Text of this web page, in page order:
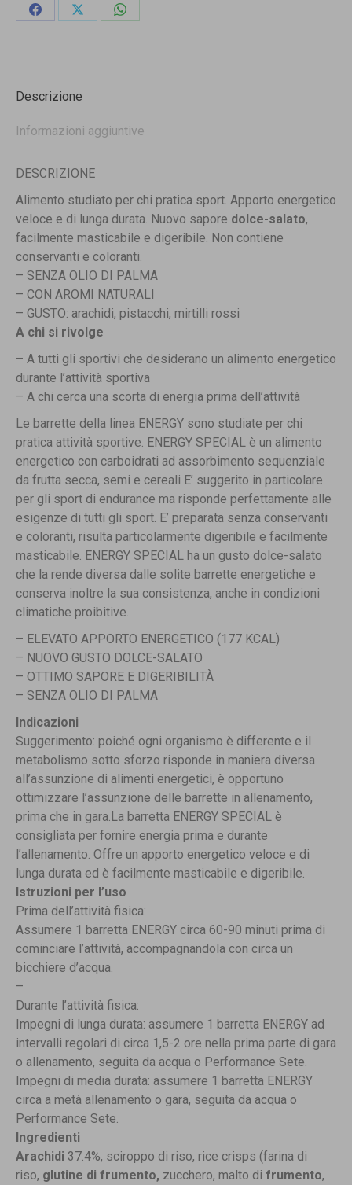
CondividiCondividiCondividi
Descrizione
Informazioni aggiuntive
DESCRIZIONE
Alimento studiato per chi pratica sport. Apporto energetico
veloce e di lunga durata. Nuovo sapore dolce-salato,
facilmente masticabile e digeribile. Non contiene
conservanti e coloranti.
– SENZA OLIO DI PALMA
– CON AROMI NATURALI
– GUSTO: arachidi, pistacchi, mirtilli rossi
A chi si rivolge
– A tutti gli sportivi che desiderano un alimento energetico
durante l’attività sportiva
– A chi cerca una scorta di energia prima dell’attività
Le barrette della linea ENERGY sono studiate per chi
pratica attività sportive. ENERGY SPECIAL è un alimento
energetico con carboidrati ad assorbimento sequenziale
da frutta secca, semi e cereali E’ suggerito in particolare
per gli sport di endurance ma risponde perfettamente alle
esigenze di tutti gli sport. E’ preparata senza conservanti
e coloranti, risulta particolarmente digeribile e facilmente
masticabile. ENERGY SPECIAL ha un gusto dolce-salato
che la rende diversa dalle solite barrette energetiche e
conserva inoltre la sua consistenza, anche in condizioni
climatiche proibitive.
– ELEVATO APPORTO ENERGETICO (177 KCAL)
– NUOVO GUSTO DOLCE-SALATO
– OTTIMO SAPORE E DIGERIBILITÀ
– SENZA OLIO DI PALMA
Indicazioni
Suggerimento: poiché ogni organismo è differente e il
metabolismo sotto sforzo risponde in maniera diversa
all’assunzione di alimenti energetici, è opportuno
ottimizzare l’assunzione delle barrette in allenamento,
prima che in gara.La barretta ENERGY SPECIAL è
consigliata per fornire energia prima e durante
l’allenamento. Offre un apporto energetico veloce e di
lunga durata ed è facilmente masticabile e digeribile.
Istruzioni per l’uso
Prima dell’attività fisica:
Assumere 1 barretta ENERGY circa 60-90 minuti prima di
cominciare l’attività, accompagnandola con circa un
bicchiere d’acqua.
–
Durante l’attività fisica:
Impegni di lunga durata: assumere 1 barretta ENERGY ad
intervalli regolari di circa 1,5-2 ore nella prima parte di gara
o allenamento, seguita da acqua o Performance Sete.
Impegni di media durata: assumere 1 barretta ENERGY
circa a metà allenamento o gara, seguita da acqua o
Performance Sete.
Ingredienti
Arachidi 37.4%, sciroppo di riso, rice crisps (farina di
riso, glutine di frumento, zucchero, malto di frumento,